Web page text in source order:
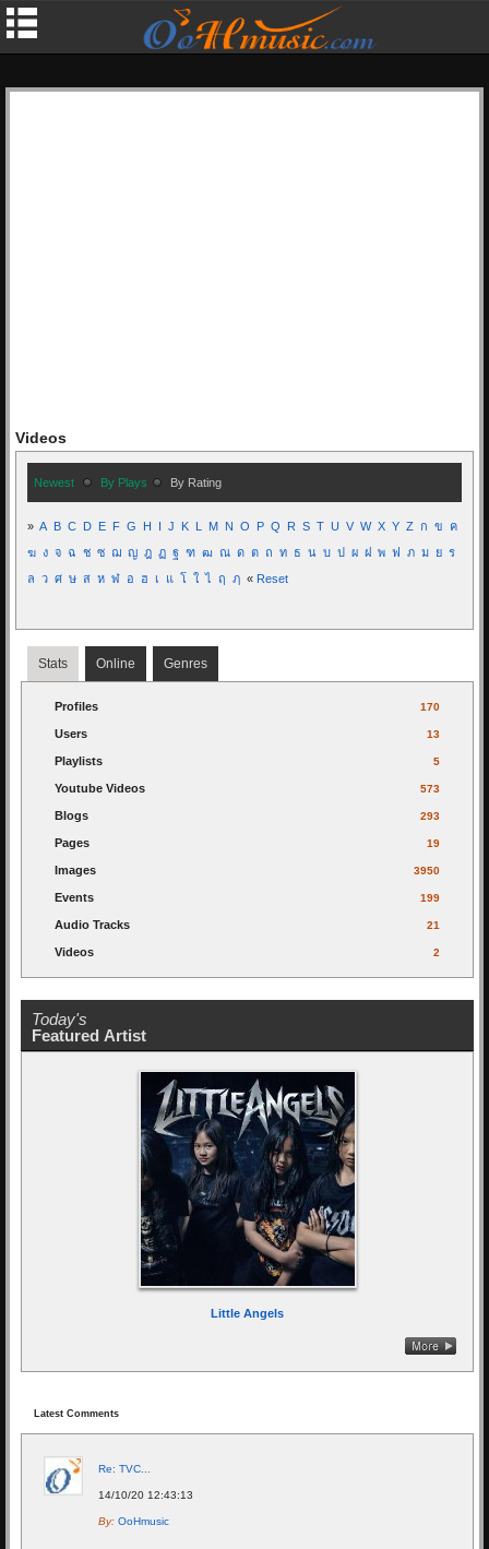
Videos
Newest By Plays By Rating
» A B C D E F G H I J K L M N O P Q R S T U V W X Y Z ก ข
ค
ฆ ง จ ฉ ช ซ ฌ ญ ฎ ฏ ฐ ฑ ฒ ณ ด ต ถ ท ธ น บ ป ผ ฝ พ ฟ ภ ม ย ร
ล ว ศ ษ ส ห ฬ อ ฮ เ แ โ ใ ไ ฤ ฦ « Reset
Stats Online Genres
Profiles 170
Users 13
Playlists 5
Youtube Videos 573
Blogs 293
Pages 19
Images 3950
Events 199
Audio Tracks 21
Videos 2
Today's
Featured Artist
Little Angels
Latest Comments
Re: TVC...
14/10/20 12:43:13
By: OoHmusic